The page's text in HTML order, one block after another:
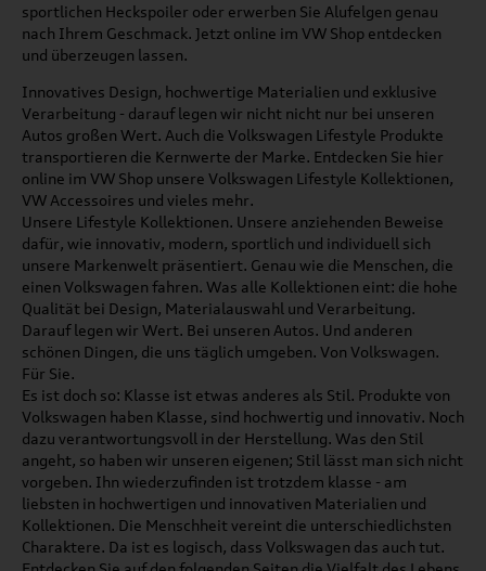
sportlichen Heckspoiler oder erwerben Sie Alufelgen genau
nach Ihrem Geschmack. Jetzt online im VW Shop entdecken
und überzeugen lassen.
Innovatives Design, hochwertige Materialien und exklusive
Verarbeitung - darauf legen wir nicht nicht nur bei unseren
Autos großen Wert. Auch die Volkswagen Lifestyle Produkte
transportieren die Kernwerte der Marke. Entdecken Sie hier
online im VW Shop unsere Volkswagen Lifestyle Kollektionen,
VW Accessoires und vieles mehr.
Unsere Lifestyle Kollektionen. Unsere anziehenden Beweise
dafür, wie innovativ, modern, sportlich und individuell sich
unsere Markenwelt präsentiert. Genau wie die Menschen, die
einen Volkswagen fahren. Was alle Kollektionen eint: die hohe
Qualität bei Design, Materialauswahl und Verarbeitung.
Darauf legen wir Wert. Bei unseren Autos. Und anderen
schönen Dingen, die uns täglich umgeben. Von Volkswagen.
Für Sie.
Es ist doch so: Klasse ist etwas anderes als Stil. Produkte von
Volkswagen haben Klasse, sind hochwertig und innovativ. Noch
dazu verantwortungsvoll in der Herstellung. Was den Stil
angeht, so haben wir unseren eigenen; Stil lässt man sich nicht
vorgeben. Ihn wiederzufinden ist trotzdem klasse - am
liebsten in hochwertigen und innovativen Materialien und
Kollektionen. Die Menschheit vereint die unterschiedlichsten
Charaktere. Da ist es logisch, dass Volkswagen das auch tut.